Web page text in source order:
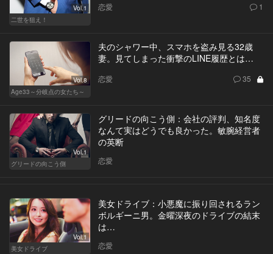
Vol.1
二世を狙え！
恋愛 1
Vol.8
Age33～分岐点の女たち～
夫のシャワー中、スマホを盗み見る32歳
妻。見てしまった衝撃のLINE履歴とは…
恋愛 35
Vol.1
グリードの向こう側
グリードの向こう側：会社の評判、知名度
なんて実はどうでも良かった。敏腕経営者
の英断
恋愛
Vol.1
美女ドライブ
美女ドライブ：小悪魔に振り回されるラン
ボルギーニ男。金曜深夜のドライブの結末
は…
恋愛